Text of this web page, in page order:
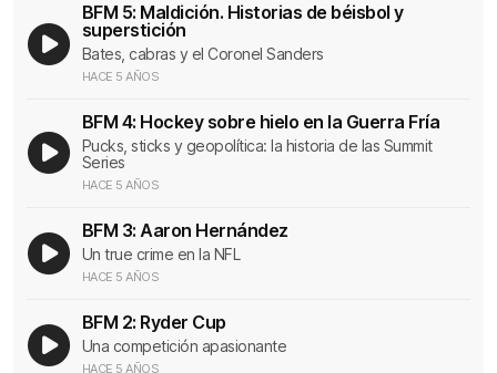
BFM 5: Maldición. Historias de béisbol y
superstición
Bates, cabras y el Coronel Sanders
HACE 5 AÑOS
BFM 4: Hockey sobre hielo en la Guerra Fría
Pucks, sticks y geopolítica: la historia de las Summit
Series
HACE 5 AÑOS
BFM 3: Aaron Hernández
Un true crime en la NFL
HACE 5 AÑOS
BFM 2: Ryder Cup
Una competición apasionante
HACE 5 AÑOS
Consentimiento de Cookies
Utilizamos cookies propias y de terceros para fines analíticos y
elaborado a partir de sus hábitos de navegación (por ejemplo,
páginas visitadas).